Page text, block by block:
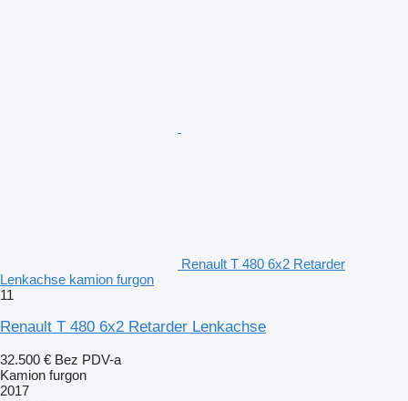
Renault T 480 6x2 Retarder
Lenkachse kamion furgon
11
Renault T 480 6x2 Retarder Lenkachse
32.500 € Bez PDV-a
Kamion furgon
2017